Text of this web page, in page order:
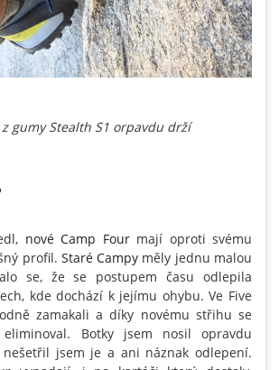
z gumy Stealth S1 orpavdu drží
nové Camp Fourmají oproti svému
profil. Staré Campy měly jednu malou
se, že se postupem času odlepila
kde dochází k jejímu ohybu. Ve Five
zamakali a díky novému střihu se
Botky jsem nosil opravdu
jsem je a ani náznak odlepení.